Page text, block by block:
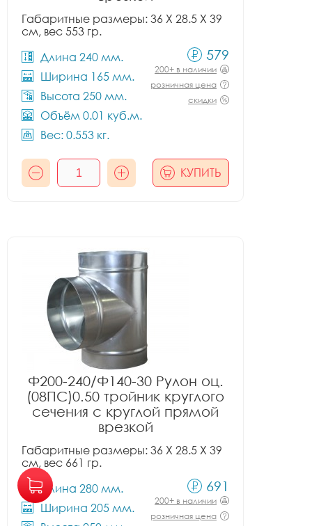
Габаритные размеры: 36 X 28.5 X 39
см, вес 553 гр.
Длина 240 мм.
Ширина 165 мм.
Высота 250 мм.
Объём 0.01 куб.м.
Вес: 0.553 кг.
579
200+ в наличии
розничная цена
скидки
КУПИТЬ
Ф200-240/Ф140-30 Рулон оц.
(08ПС)0.50 тройник круглого
сечения с круглой прямой
врезкой
Габаритные размеры: 36 X 28.5 X 39
см, вес 661 гр.
Длина 280 мм.
Ширина 205 мм.
691
200+ в наличии
розничная цена